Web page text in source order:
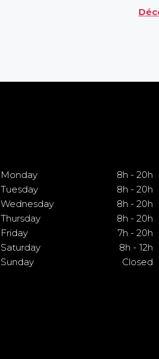
Monday 8h - 20h
Tuesday
8h - 20h
Wednesday
8h - 20h
Thursday
8h - 20h
Friday
7h - 20h
Saturday
8h - 12h
Sunday
Closed